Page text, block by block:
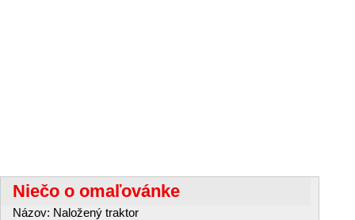
Niečo o omaľovánke
Názov: Naložený traktor